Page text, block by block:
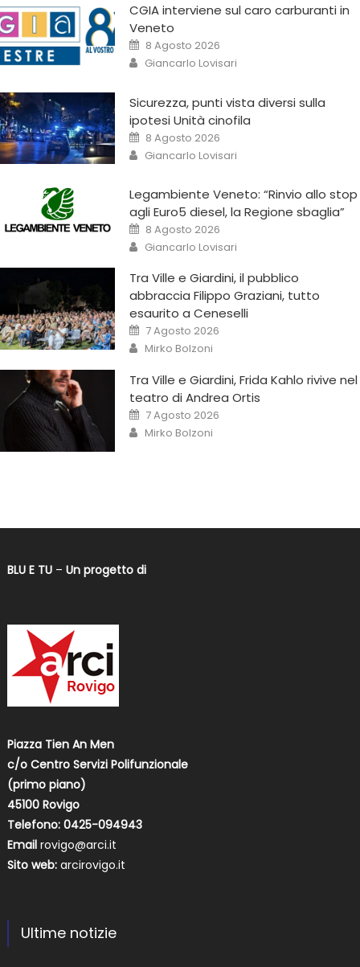
CGIA interviene sul caro carburanti in
Veneto
8 Agosto 2026
Giancarlo Lovisari
Sicurezza, punti vista diversi sulla
ipotesi Unità cinofila
8 Agosto 2026
Giancarlo Lovisari
Legambiente Veneto: “Rinvio allo stop
agli Euro5 diesel, la Regione sbaglia”
8 Agosto 2026
Giancarlo Lovisari
Tra Ville e Giardini, il pubblico
abbraccia Filippo Graziani, tutto
esaurito a Ceneselli
7 Agosto 2026
Mirko Bolzoni
Tra Ville e Giardini, Frida Kahlo rivive nel
teatro di Andrea Ortis
7 Agosto 2026
Mirko Bolzoni
BLU E TU– Un progetto di
Piazza Tien An Men
c/o Centro Servizi Polifunzionale
(primo piano)
45100 Rovigo
Telefono: 0425-094943
Email rovigo@arci.it
Sito web: arcirovigo.it
Ultime notizie